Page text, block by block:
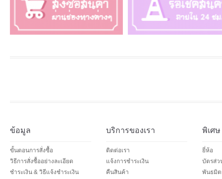
ข้อมูล
ขั้นตอนการสั่งซื้อ
วิธีการสั่งซื้ออย่างละเอียด
ชำระเงิน & วิธีแจ้งชำระเงิน
บริการของเรา
ติดต่อเรา
แจ้งการชำระเงิน
คืนสินค้า
พิเศษ
ยี่ห้อ
บัตรส่ว
พันธมิต